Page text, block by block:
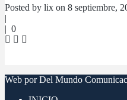
Posted by lix on 8 septiembre,
|
| 0
Web por Del Mundo